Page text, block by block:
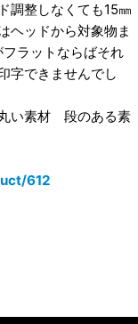
調整しなくても15㎜
ヘッドから対象物ま
ラットならばそれ
字できませんでし
い素材 段のある素
612